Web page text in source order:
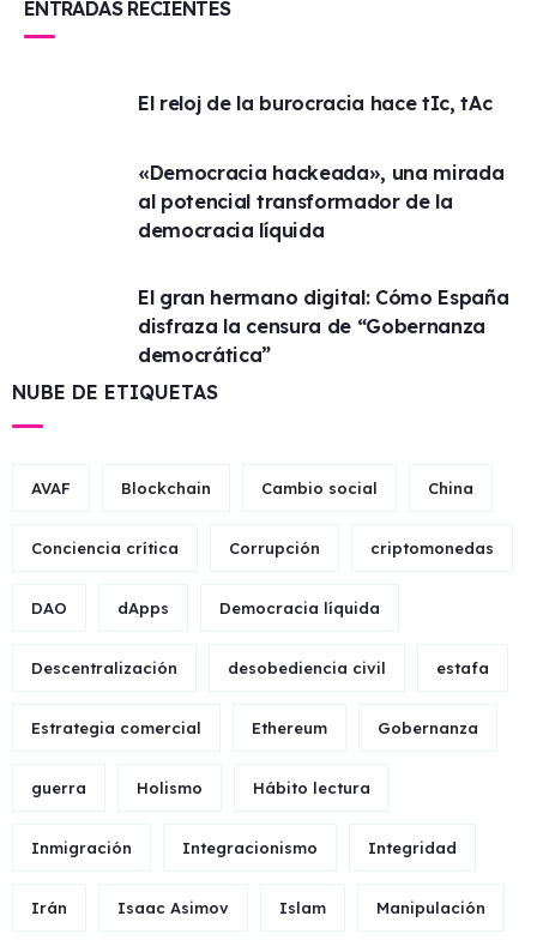
ENTRADAS RECIENTES
El reloj de la burocracia hace tIc, tAc
«Democracia hackeada», una mirada
al potencial transformador de la
democracia líquida
El gran hermano digital: Cómo España
disfraza la censura de “Gobernanza
democrática”
NUBE DE ETIQUETAS
AVAF Blockchain Cambio social China
Conciencia crítica Corrupción criptomonedas
DAO dApps Democracia líquida
Descentralización desobediencia civil estafa
Estrategia comercial Ethereum Gobernanza
guerra Holismo Hábito lectura
Inmigración Integracionismo Integridad
Irán Isaac Asimov Islam Manipulación